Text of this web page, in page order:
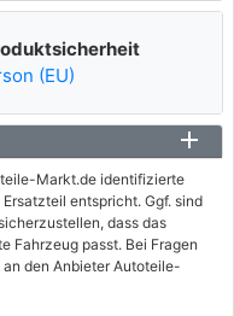
(EU)
Markt.de identifizierte
entspricht. Ggf. sind
dass das
Fahrzeug passt. Bei Fragen
den Anbieter Autoteile-